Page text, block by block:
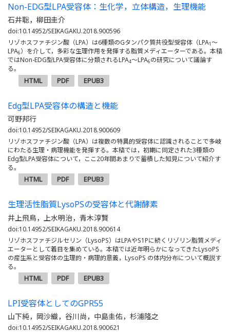
Non-EDG型LPA受容体：生化学，立体構造，生理機能
石井聡，柳田圭介
doi:10.14952/SEIKAGAKU.2018.900596
リゾホスファチジン酸（LPA）は6種類のGタンパク質共役型受容体（LPA1～
LPA6）を介して，多彩な生理作用を発揮する脂質メディエーターである。本稿
ではNon-EDG型LPA受容体に分類されるLPA4～LPA6の研究について議論す
る。
HTML PDF EPUB3
Edg型LPA受容体の構造と機能
可野邦行
doi:10.14952/SEIKAGAKU.2018.900609
リゾホスファチジン酸（LPA）は複数の特異的受容体に認識されることで多岐
にわたる生理・病理機能を発揮する。本稿では，初期に同定された3種類の
Edg型LPA受容体について，ここ20年間あまりで蓄積した知見について紹介す
る。
HTML PDF EPUB3
生理活性脂質LysoPSの受容体と代謝酵素
井上飛鳥，上水明治，青木淳賢
doi:10.14952/SEIKAGAKU.2018.900614
リゾホスファチジルセリン（LysoPS）はLPAやS1Pに続くリゾリン脂質メディ
エーターとして着目を集めている。本稿では近年明らかになってきたLysoPS
の産生系と受容体の生理的・病理的意義，LysoPS の体内分布について概説す
る。
HTML PDF EPUB3
LPI受容体としてのGPR55
山下純，岡沙織，谷川尚，中島圭佑，杉浦隆之
doi:10.14952/SEIKAGAKU.2018.900621